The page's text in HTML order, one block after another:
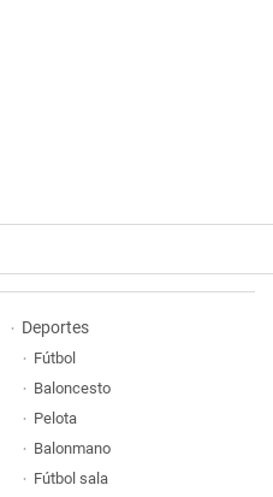
Deportes
Fútbol
Baloncesto
Pelota
Balonmano
Fútbol sala